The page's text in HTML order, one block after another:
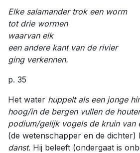
Elke salamander trok een worm
tot drie wormen
waarvan elk
een andere kant van de rivier
ging verkennen.
p. 35
Het water huppelt als een jonge
hoog/in de bergen vullen de
podium/gelijk vogels de kruin van
(de wetenschapper en de dichter)
danst. Hij beleeft (ondergaat is